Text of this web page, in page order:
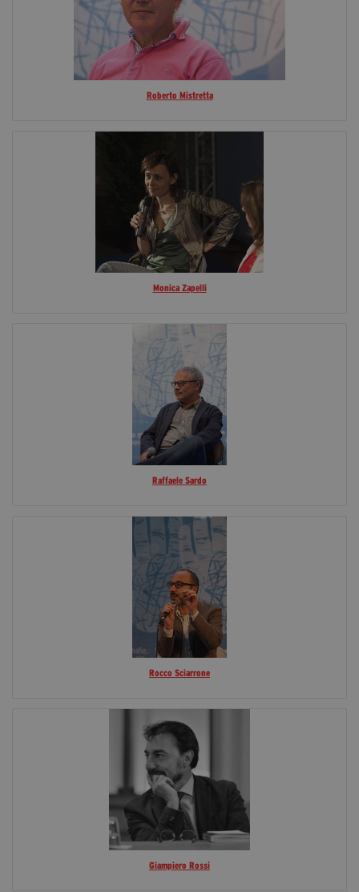
Roberto Mistretta
Monica Zapelli
Raffaele Sardo
Rocco Sciarrone
Giampiero Rossi